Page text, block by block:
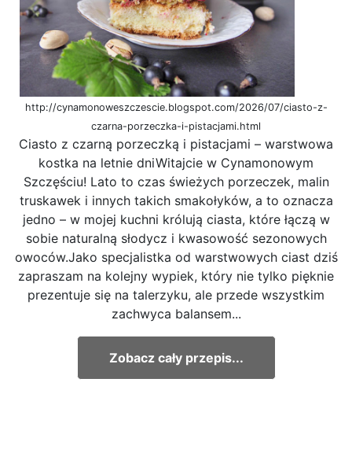
http://cynamonoweszczescie.blogspot.com/2026/07/ciasto-z-
czarna-porzeczka-i-pistacjami.html
Ciasto z czarną porzeczką i pistacjami – warstwowa
kostka na letnie dniWitajcie w Cynamonowym
Szczęściu! Lato to czas świeżych porzeczek, malin
truskawek i innych takich smakołyków, a to oznacza
jedno – w mojej kuchni królują ciasta, które łączą w
sobie naturalną słodycz i kwasowość sezonowych
owoców.Jako specjalistka od warstwowych ciast dziś
zapraszam na kolejny wypiek, który nie tylko pięknie
prezentuje się na talerzyku, ale przede wszystkim
zachwyca balansem...
Zobacz cały przepis...